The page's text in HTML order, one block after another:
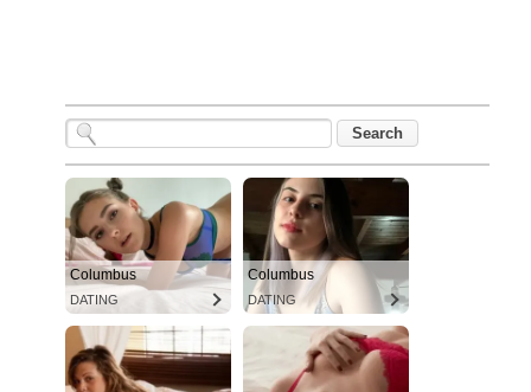
Columbus
DATING
Columbus
DATING